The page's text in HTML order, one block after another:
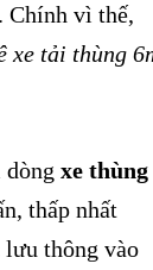
Chính vì thế,
xe tải thùng
xe thùng
thấp nhất
lưu thông vào